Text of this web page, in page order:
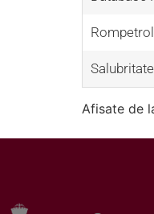
Afisate de